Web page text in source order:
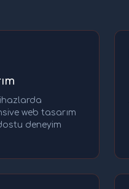
web tasarım
deneyim